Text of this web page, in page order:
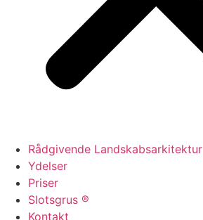
Rådgivende Landskabsarkitektur
Ydelser
Priser
Slotsgrus ®
Kontakt